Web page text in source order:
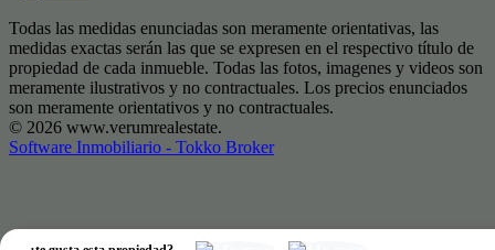
Todas las medidas enunciadas son meramente orientativas, las
medidas exactas serán las que se expresen en el respectivo título de
propiedad de cada inmueble. Todas las fotos, imagenes y videos son
meramente ilustrativos y no contractuales. Los precios enunciados
son meramente orientativos y no contractuales.
© 2026 www.verumrealestate.
Software Inmobiliario - Tokko Broker